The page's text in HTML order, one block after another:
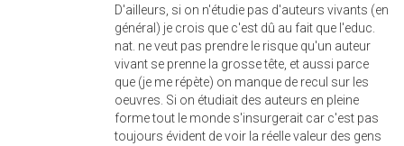
D'ailleurs, si on n'étudie pas d'auteurs vivants (en
général) je crois que c'est dû au fait que l'educ.
nat. ne veut pas prendre le risque qu'un auteur
vivant se prenne la grosse tête, et aussi parce
que (je me répète) on manque de recul sur les
oeuvres. Si on étudiait des auteurs en pleine
forme tout le monde s'insurgerait car c'est pas
toujours évident de voir la réelle valeur des gens